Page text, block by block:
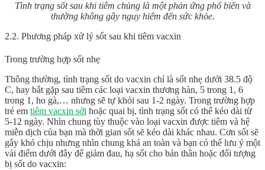
Tình trạng sốt sau khi tiêm chủng là một phản ứng phổ biến và
thường không gây nguy hiểm đến sức khỏe.
2.2. Phương pháp xử lý sốt sau khi tiêm vacxin
Trong trường hợp sốt nhẹ
Thông thường, tình trạng sốt do vacxin chỉ là sốt nhẹ dưới 38.5 độ
C, hay bắt gặp sau tiêm các loại vacxin thương hàn, 5 trong 1, 6
trong 1, ho gà,… nhưng sẽ tự khỏi sau 1-2 ngày. Trong trường hợp
trẻ em tiêm vacxin sởi hoặc quai bị, tình trạng sốt có thể kéo dài từ
5-12 ngày. Nhìn chung tùy thuộc vào loại vacxin được tiêm và hệ
miễn dịch của bạn mà thời gian sốt sẽ kéo dài khác nhau. Cơn sốt sẽ
gây khó chịu nhưng nhìn chung khá an toàn và bạn có thể lưu ý một
vài điểm dưới đây để giảm đau, hạ sốt cho bản thân hoặc đối tượng
bị sốt do vacxin: